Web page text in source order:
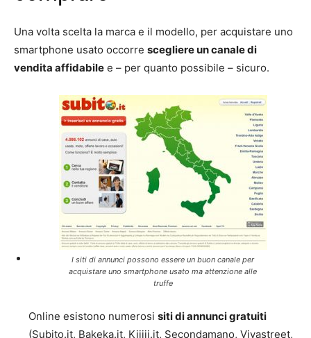
Una volta scelta la marca e il modello, per acquistare uno
smartphone usato occorre scegliere un canale di
vendita affidabile e – per quanto possibile – sicuro.
I siti di annunci possono essere un buon canale per
acquistare uno smartphone usato ma attenzione alle
truffe
Online esistono numerosi siti di annunci gratuiti
(Subito.it, Bakeka.it, Kijiji.it, Secondamano, Vivastreet,